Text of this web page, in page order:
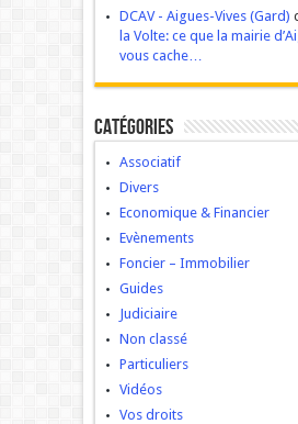
DCAV - Aigues-Vives (Gard)
la Volte: ce que la mairie
vous cache…
Catégories
Associatif
Divers
Economique & Financier
Evènements
Foncier – Immobilier
Guides
Judiciaire
Non classé
Particuliers
Vidéos
Vos droits